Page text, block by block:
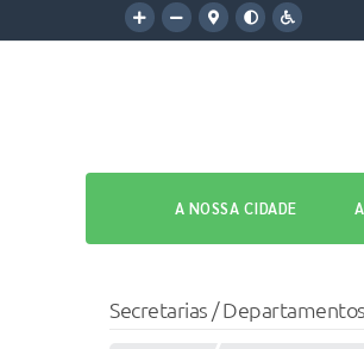
A NOSSA CIDADE
Secretarias / Departamentos